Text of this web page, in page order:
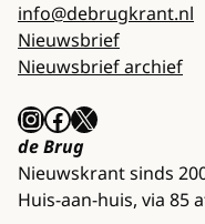
info@debrugkrant.nl
Nieuwsbrief
Nieuwsbrief archief
InstagramFacebook X
de Brug
Nieuwskrant sinds
Huis-aan-huis, via 85